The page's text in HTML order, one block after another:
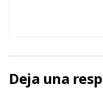
Deja una